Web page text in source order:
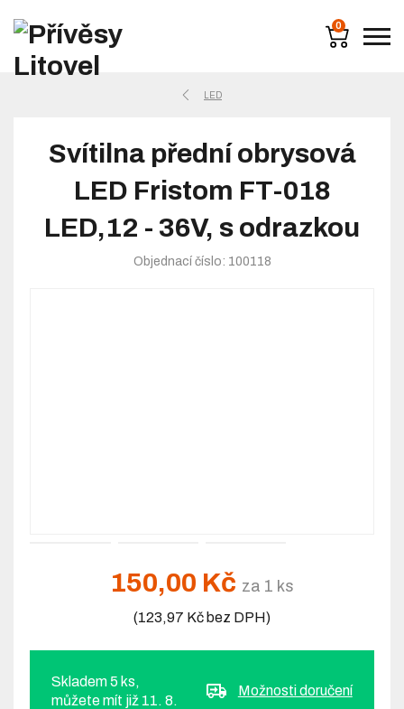
0
LED
Svítilna přední obrysová
LED Fristom FT-018
LED,12 - 36V, s odrazkou
Objednací číslo: 100118
150,00 Kč za 1 ks
(123,97 Kč bez DPH)
Skladem 5 ks,
můžete mít již 11. 8.
Možnosti doručení